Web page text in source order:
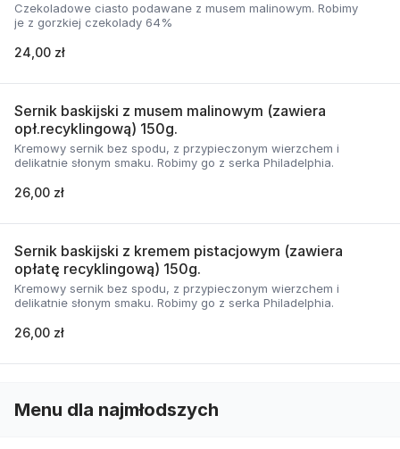
Czekoladowe ciasto podawane z musem malinowym. Robimy
je z gorzkiej czekolady 64%
24,00 zł
Sernik baskijski z musem malinowym (zawiera
opł.recyklingową) 150g.
Kremowy sernik bez spodu, z przypieczonym wierzchem i
delikatnie słonym smaku. Robimy go z serka Philadelphia.
26,00 zł
Sernik baskijski z kremem pistacjowym (zawiera
opłatę recyklingową) 150g.
Kremowy sernik bez spodu, z przypieczonym wierzchem i
delikatnie słonym smaku. Robimy go z serka Philadelphia.
26,00 zł
Menu dla najmłodszych